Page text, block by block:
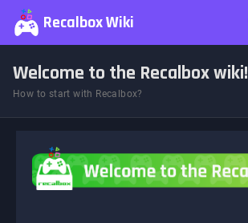
Recalbox Wiki
Welcome to the Recalbox wiki!
How to start with Recalbox?